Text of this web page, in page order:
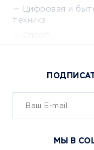
Цифровая и
техника
Сервисы доставки
ОБУЧЕНИЕ И
МЫ В